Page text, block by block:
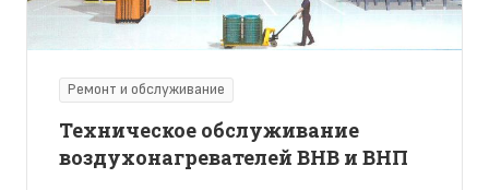
Ремонт и обслуживание
Техническое обслуживание
воздухонагревателей ВНВ и ВНП